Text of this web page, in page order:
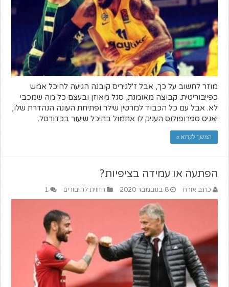
מוזר לחשוב על כך, אבל ז'לגיריס קובנה הגיעה להיכל אמש
כפייבוריטית. קבוצה מאומנת, סגל מאוזן ובעצם כל מה שמכבי
לא. אבל עם כל הכבוד למרטין שילר ופתיחת העונה הנהדרת שלו,
יאניס ספרופולוס העניק לו אתמול בהיכל שיעור בכדורסל.
המשך לקרוא »
הפתעה או עמידה בציפיות?
כתב אורח 8 בנובמבר 2020 הזווית לחיבורים 1